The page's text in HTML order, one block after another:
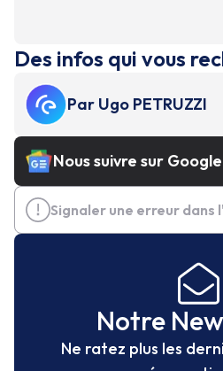
Des infos qui vous
Par Ugo PETRUZZI
Nous suivre sur Google
Signaler une erreur dans
Notre
Ne ratez plus les